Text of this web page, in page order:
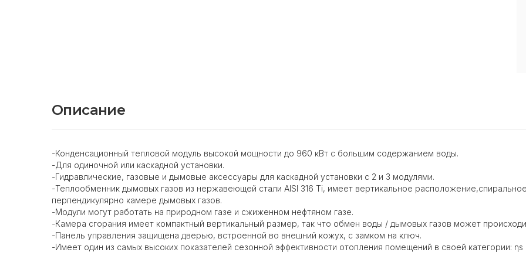
Описание
-Конденсационный тепловой модуль высокой мощности до 960 кВт с большим содержанием воды.
-Для одиночной или каскадной установки.
-Гидравлические, газовые и дымовые аксессуары для каскадной установки с 2 и 3 модулями.
-Теплообменник дымовых газов из нержавеющей стали AISI 316 Ti, имеет вертикальное
перпендикулярно камере дымовых газов.
-Модули могут работать на природном газе и сжиженном нефтяном газе.
-Камера сгорания имеет компактный вертикальный размер, так что обмен воды / дымовых газов может
-Панель управления защищена дверью, встроенной во внешний кожух, с замком на ключ.
-Имеет один из самых высоких показателей сезонной эффективности отопления помещений в своей категории: ηs